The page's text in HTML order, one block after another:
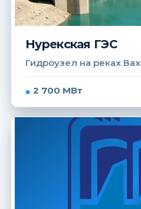
Нурекская ГЭС
Гидроузел на реках
2 700 МВт